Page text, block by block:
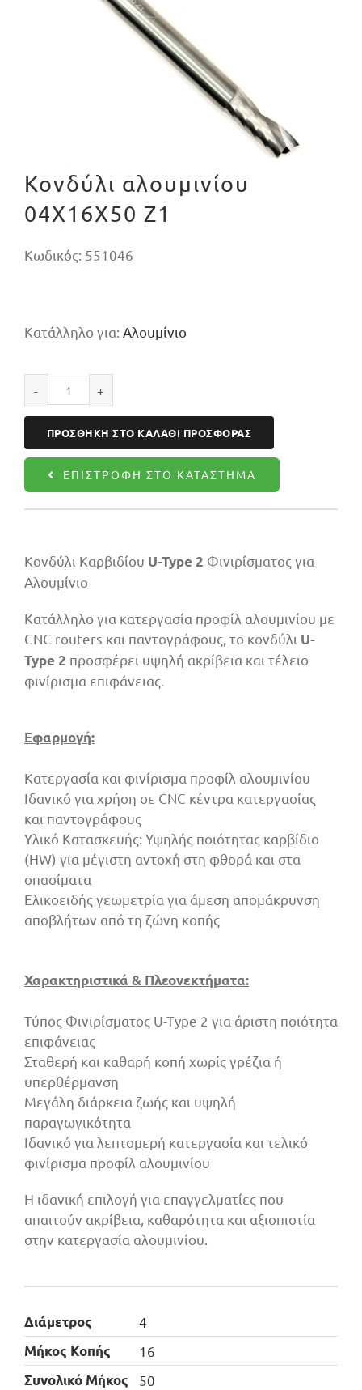
Κονδύλι αλουμινίου
04X16X50 Z1
Κωδικός: 551046
Κατάλληλο για: Αλουμίνιο
Κονδύλι
αλουμινίου
04X16X50
Z1
ποσότητα
ΠΡΟΣΘΉΚΗ ΣΤΟ ΚΑΛΆΘΙ ΠΡΟΣΦΟΡΆΣ
ΕΠΙΣΤΡΟΦΉ ΣΤΟ ΚΑΤΆΣΤΗΜΑ
Κονδύλι Καρβιδίου U-Type 2 Φινιρίσματος για
Αλουμίνιο
Κατάλληλο για κατεργασία προφίλ αλουμινίου με
CNC routers και παντογράφους, το κονδύλι U-
Type 2 προσφέρει υψηλή ακρίβεια και τέλειο
φινίρισμα επιφάνειας.
Εφαρμογή:
Κατεργασία και φινίρισμα προφίλ αλουμινίου
Ιδανικό για χρήση σε CNC κέντρα κατεργασίας
και παντογράφους
Υλικό Κατασκευής: Υψηλής ποιότητας καρβίδιο
(HW) για μέγιστη αντοχή στη φθορά και στα
σπασίματα
Ελικοειδής γεωμετρία για άμεση απομάκρυνση
αποβλήτων από τη ζώνη κοπής
Χαρακτηριστικά & Πλεονεκτήματα:
Τύπος Φινιρίσματος U-Type 2 για άριστη ποιότητα
επιφάνειας
Σταθερή και καθαρή κοπή χωρίς γρέζια ή
υπερθέρμανση
Μεγάλη διάρκεια ζωής και υψηλή
παραγωγικότητα
Ιδανικό για λεπτομερή κατεργασία και τελικό
φινίρισμα προφίλ αλουμινίου
Η ιδανική επιλογή για επαγγελματίες που
απαιτούν ακρίβεια, καθαρότητα και αξιοπιστία
στην κατεργασία αλουμινίου.
Διάμετρος
4
Μήκος Κοπής
16
Συνολικό Μήκος
50